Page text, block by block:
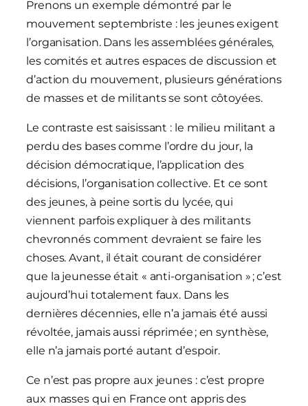
Prenons un exemple démontré par le
mouvement septembriste : les jeunes exigent
l’organisation. Dans les assemblées générales,
les comités et autres espaces de discussion et
d’action du mouvement, plusieurs générations
de masses et de militants se sont côtoyées.
Le contraste est saisissant : le milieu militant a
perdu des bases comme l’ordre du jour, la
décision démocratique, l’application des
décisions, l’organisation collective. Et ce sont
des jeunes, à peine sortis du lycée, qui
viennent parfois expliquer à des militants
chevronnés comment devraient se faire les
choses. Avant, il était courant de considérer
que la jeunesse était « anti-organisation » ; c’est
aujourd’hui totalement faux. Dans les
dernières décennies, elle n’a jamais été aussi
révoltée, jamais aussi réprimée ; en synthèse,
elle n’a jamais porté autant d’espoir.
Ce n’est pas propre aux jeunes : c’est propre
aux masses qui en France ont appris des